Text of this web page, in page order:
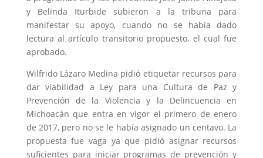
y Belinda Iturbide subieron a la tribuna para
manifestar su apoyo, cuando no se había dado
lectura al artículo transitorio propuesto, el cual fue
aprobado.
Wilfrido Lázaro Medina pidió etiquetar recursos para
dar viabilidad a Ley para una Cultura de Paz y
Prevención de la Violencia y la Delincuencia en
Michoacán que entra en vigor el primero de enero
de 2017, pero no se le había asignado un centavo. La
propuesta fue vaga ya que pidió asignar recursos
suficientes para iniciar programas de prevención y